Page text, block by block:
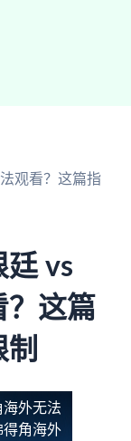
观看？这篇指
廷 vs
？这篇
外无法
角海外